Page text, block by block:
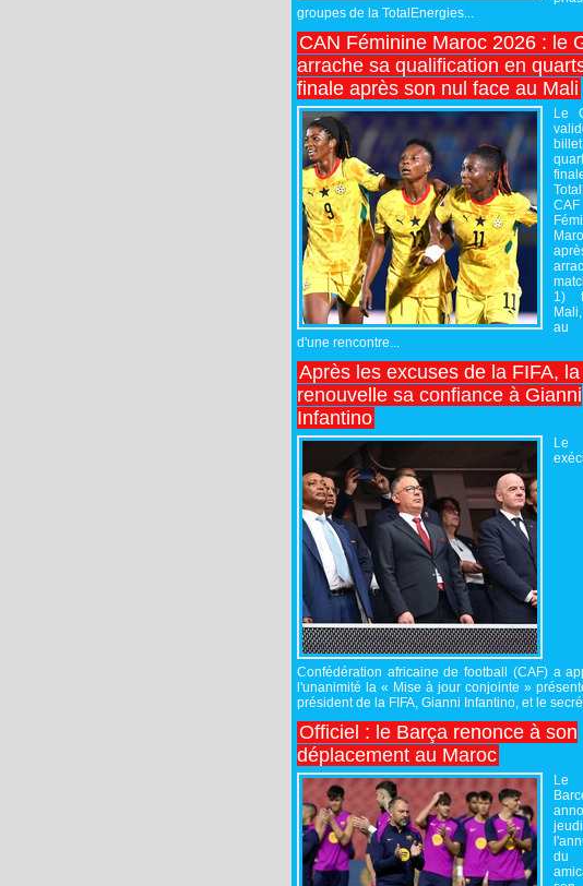
groupes de la TotalEnergies...
CAN Féminine Maroc 2026 : le
arrache sa qualification en
finale après son nul face au Mali
Le
1)
au
d'une rencontre...
Après les excuses de la FIFA,
renouvelle sa confiance à Gianni
Infantino
Le
Confédération africaine de football (CAF) a
l'unanimité la « Mise à jour conjointe »
président de la FIFA, Gianni Infantino, et le
Officiel : le Barça renonce à son
déplacement au Maroc
du